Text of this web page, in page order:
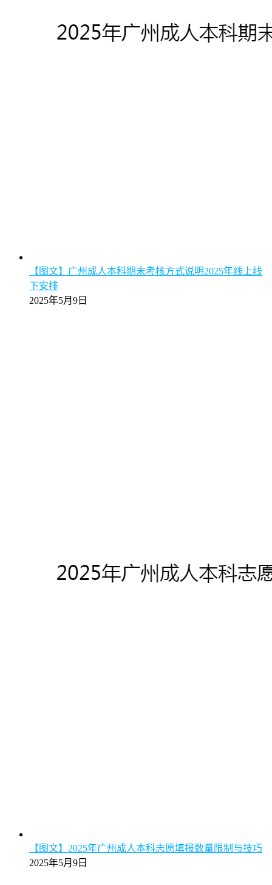
【图文】广州成人本科期末考核方式说明2025年线上线
下安排
2025年5月9日
【图文】2025年广州成人本科志愿填报数量限制与技巧
2025年5月9日